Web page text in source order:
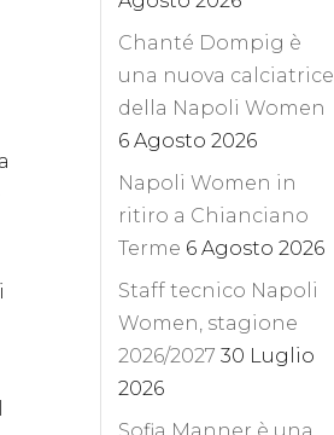
Chanté Dompig è
una nuova calciatrice
della Napoli Women
6 Agosto 2026
Napoli Women in
ritiro a Chianciano
Terme 6 Agosto 2026
Staff tecnico Napoli
Women, stagione
2026/2027 30 Luglio
2026